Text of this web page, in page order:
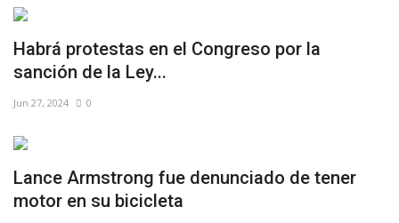
Habrá protestas en el Congreso por la
sanción de la Ley...
Jun 27, 2024 0
Lance Armstrong fue denunciado de tener
motor en su bicicleta